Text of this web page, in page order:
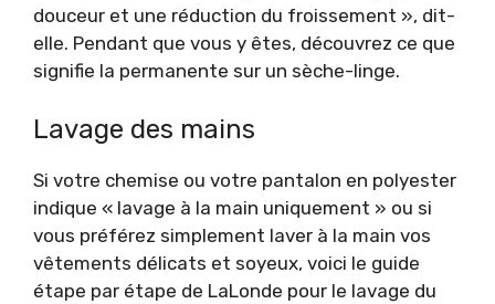
douceur et une réduction du froissement », dit-
elle. Pendant que vous y êtes, découvrez ce que
signifie la permanente sur un sèche-linge.
Lavage des mains
Si votre chemise ou votre pantalon en polyester
indique « lavage à la main uniquement » ou si
vous préférez simplement laver à la main vos
vêtements délicats et soyeux, voici le guide
étape par étape de LaLonde pour le lavage du